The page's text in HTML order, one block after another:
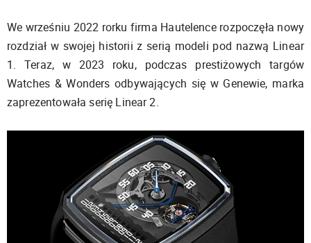
We wrześniu 2022 rorku firma Hautelence rozpoczęła nowy
rozdział w swojej historii z serią modeli pod nazwą Linear
1. Teraz, w 2023 roku, podczas prestiżowych targów
Watches & Wonders odbywających się w Genewie, marka
zaprezentowała serię Linear 2.